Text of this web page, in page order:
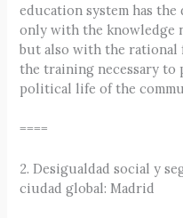
education system has
only with the knowledge
but also with the rational
the training necessary
political life of the
====
2. Desigualdad social y
ciudad global: Madrid